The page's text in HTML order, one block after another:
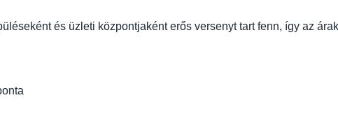
és üzleti központjaként erős versenyt tart fenn, így az